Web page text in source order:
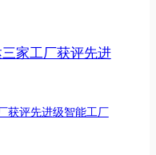
获评先进级智能工厂